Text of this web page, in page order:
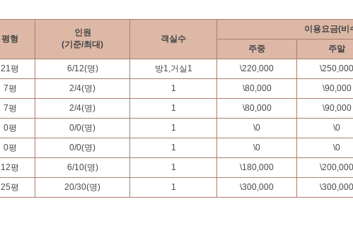
평형
인원
(기준/최대)
객실수
이용요금(비
주중
주말
21 평 6/12(명) 방1,거실1 \220,000 \250,000
7평 2/4(명) 1 \80,000 \90,000
7평 2/4(명) 1 \80,000 \90,000
0평 0/0(명) 1 \0 \0
0평 0/0(명) 1 \0 \0
12평 6/10(명) 1 \180,000 \200,000
25평 20/30(명) 1 \300,000 \300,000